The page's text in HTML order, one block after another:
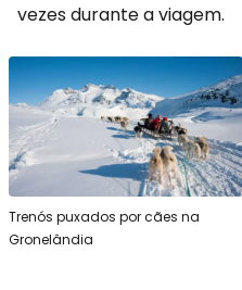
vezes durante a viagem.
Trenós puxados por cães na
Gronelândia